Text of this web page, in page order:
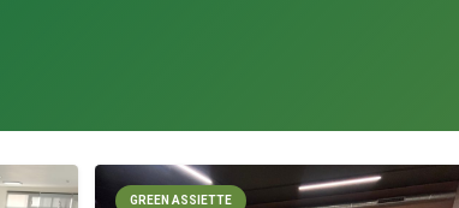
GREEN ASSIETTE